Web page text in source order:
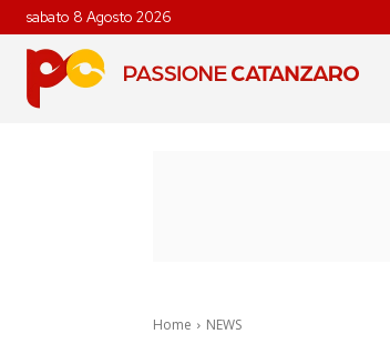
sabato 8 Agosto 2026
Home NEWS